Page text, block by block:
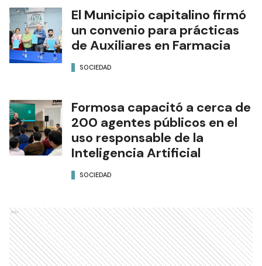
El Municipio capitalino firmó
un convenio para prácticas
de Auxiliares en Farmacia
SOCIEDAD
Formosa capacitó a cerca de
200 agentes públicos en el
uso responsable de la
Inteligencia Artificial
SOCIEDAD
Ads